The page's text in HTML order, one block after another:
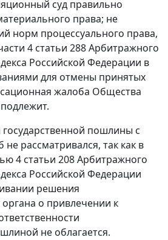
суд правильно
права; не
норм процессуального права,
4 статьи 288Арбитражного
Российской Федерации в
для отмены принятых
жалоба Общества
пошлины с
рассматривался, так как в
4 статьи 208Арбитражного
Российской Федерации
решения
о привлечении к
не облагается.